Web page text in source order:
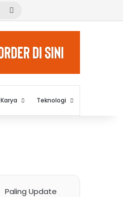
Guys?
Karya Teknologi
Paling Update